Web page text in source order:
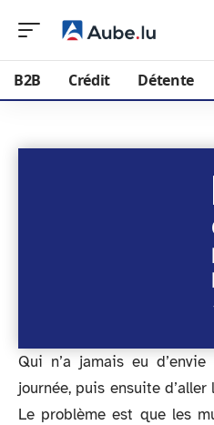
B2B Crédit Détente
Qui n’a jamais eu
journée, puis ensuite
Le problème est que les